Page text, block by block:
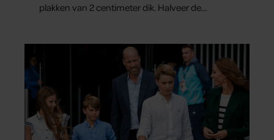
plakken van 2 centimeter dik. Halveer de